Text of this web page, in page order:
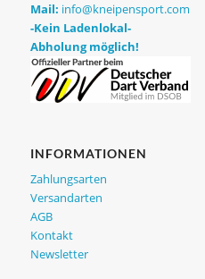
Mail: info@kneipensport.com
-Kein Ladenlokal-
Abholung möglich!
INFORMATIONEN
Zahlungsarten
Versandarten
AGB
Kontakt
Newsletter